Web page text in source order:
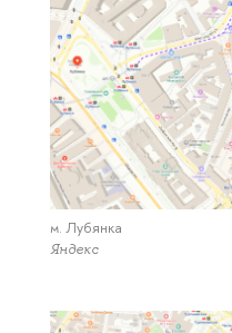
м. Лубянка
Яндекс